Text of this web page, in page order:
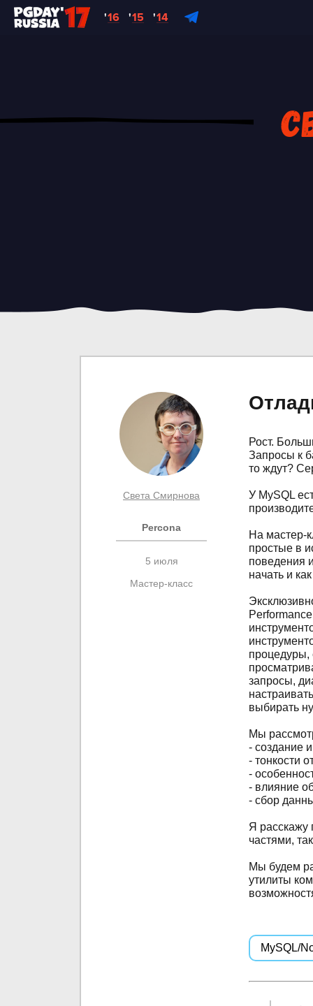
'16 '15 '14
Света Смирнова
Percona
5 июля
Мастер-класс
Рост.
Запросы к
то ждут?
У MySQL
На мастер-
простые в
поведения
начать и
процедуры,
запросы,
выбирать
Мы
- создание
- тонкости
-
- влияние
- сбор
Я расскажу
частями,
Мы будем
утилиты
MySQL/